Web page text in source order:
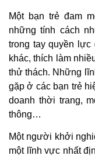
Một bạn trẻ đam
những tính cách
trong tay quyền
khác, thích làm
thử thách. Những
gặp ở các bạn trẻ
doanh thời trang,
thông…
Một người khởi
một lĩnh vực nhất